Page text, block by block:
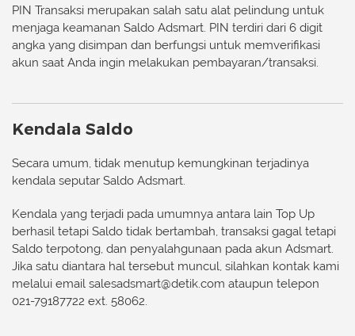
PIN Transaksi merupakan salah satu alat pelindung untuk
menjaga keamanan Saldo Adsmart. PIN terdiri dari 6 digit
angka yang disimpan dan berfungsi untuk memverifikasi
akun saat Anda ingin melakukan pembayaran/transaksi.
Kendala Saldo
Secara umum, tidak menutup kemungkinan terjadinya
kendala seputar Saldo Adsmart.
Kendala yang terjadi pada umumnya antara lain Top Up
berhasil tetapi Saldo tidak bertambah, transaksi gagal tetapi
Saldo terpotong, dan penyalahgunaan pada akun Adsmart.
Jika satu diantara hal tersebut muncul, silahkan kontak kami
melalui email salesadsmart@detik.com ataupun telepon
021-79187722 ext. 58062.